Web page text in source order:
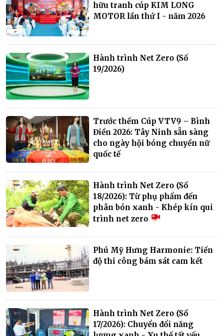
hữu tranh cúp KIM LONG
MOTOR lần thứ I - năm 2026
Hành trình Net Zero (Số
19/2026)
Trước thềm Cúp VTV9 – Bình
Điền 2026: Tây Ninh sẵn sàng
cho ngày hội bóng chuyền nữ
quốc tế
Hành trình Net Zero (Số
18/2026): Từ phụ phẩm đến
phân bón xanh - Khép kín qui
trình net zero
Phú Mỹ Hưng Harmonie: Tiến
độ thi công bám sát cam kết
Hành trình Net Zero (Số
17/2026): Chuyển đổi năng